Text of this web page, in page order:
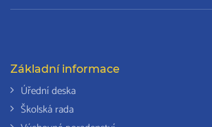
Základní informace
Úřední deska
Školská rada